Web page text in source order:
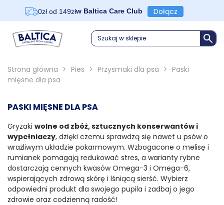
0zł od 149złw Baltica Care Club Dołącz
Szukaj w sklepie
Strona główna > Pies > Przysmaki dla psa > Paski
mięsne dla psa
PASKI MIĘSNE DLA PSA
Gryzaki wolne od zbóż, sztucznych konserwantów i
wypełniaczy, dzięki czemu sprawdzą się nawet u psów o
wrażliwym układzie pokarmowym. Wzbogacone o melisę i
rumianek pomagają redukować stres, a warianty rybne
dostarczają cennych kwasów Omega-3 i Omega-6,
wspierających zdrową skórę i lśniącą sierść. Wybierz
odpowiedni produkt dla swojego pupila i zadbaj o jego
zdrowie oraz codzienną radość!